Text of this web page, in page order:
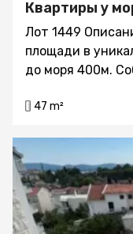
Квартиры у
Лот 1449
площади в
до моря 400м.
хаммамом и
является
творчества,
современными
Адриатики.
комплекса: с
47 m²